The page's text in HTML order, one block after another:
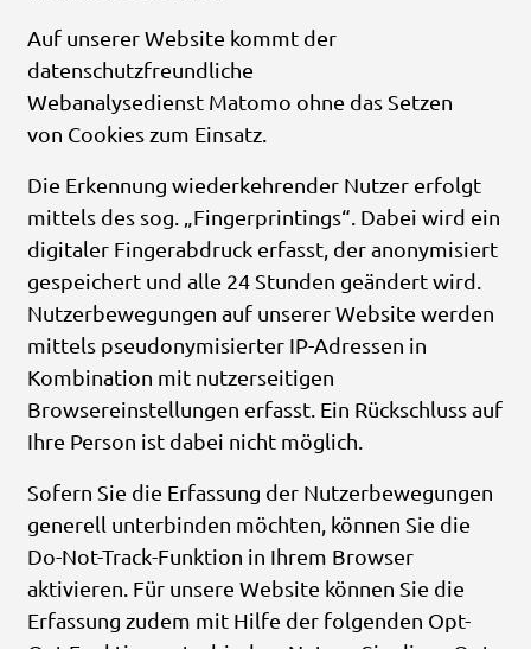
Auf unserer Website kommt der
datenschutzfreundliche
Webanalysedienst Matomo ohne das Setzen
von Cookies zum Einsatz.
Die Erkennung wiederkehrender Nutzer erfolgt
mittels des sog. „Fingerprintings“. Dabei wird ein
digitaler Fingerabdruck erfasst, der anonymisiert
gespeichert und alle 24 Stunden geändert wird.
Nutzerbewegungen auf unserer Website werden
mittels pseudonymisierter IP-Adressen in
Kombination mit nutzerseitigen
Browsereinstellungen erfasst. Ein Rückschluss auf
Ihre Person ist dabei nicht möglich.
Sofern Sie die Erfassung der Nutzerbewegungen
generell unterbinden möchten, können Sie die
Do-Not-Track-Funktion in Ihrem Browser
aktivieren. Für unsere Website können Sie die
Erfassung zudem mit Hilfe der folgenden Opt-